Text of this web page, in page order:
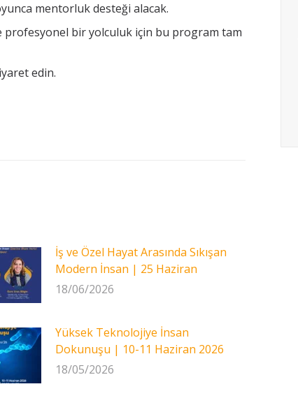
mentorluk desteği alacak.
profesyonel bir yolculuk için bu program tam
edin.
İş ve Özel Hayat Arasında Sıkışan
Modern İnsan | 25 Haziran
18/06/2026
Yüksek Teknolojiye İnsan
Dokunuşu | 10-11 Haziran 2026
18/05/2026